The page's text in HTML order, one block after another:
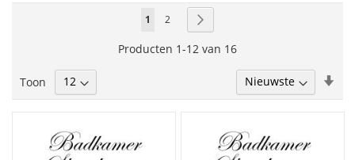
Pagina
U
lees
1 Pagina
2
Producten 1-12 van 16
Toon